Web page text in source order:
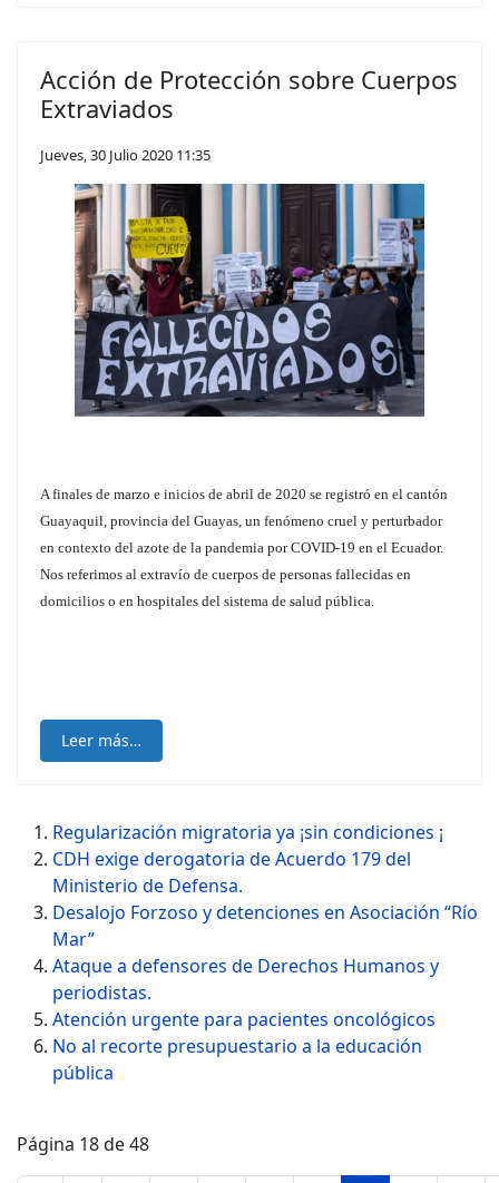
Acción de Protección sobre Cuerpos
Extraviados
Jueves, 30 Julio 2020 11:35
A finales de marzo e inicios de abril de 2020 se registró en el cantón
Guayaquil, provincia del Guayas, un fenómeno cruel y perturbador
en contexto del azote de la pandemia por COVID-19 en el Ecuador.
Nos referimos al extravío de cuerpos de personas fallecidas en
domicilios o en hospitales del sistema de salud pública.
Leer más…
Regularización migratoria ya ¡sin condiciones ¡
CDH exige derogatoria de Acuerdo 179 del
Ministerio de Defensa.
Desalojo Forzoso y detenciones en Asociación “Río
Mar”
Ataque a defensores de Derechos Humanos y
periodistas.
Atención urgente para pacientes oncológicos
No al recorte presupuestario a la educación
pública
Página 18 de 48